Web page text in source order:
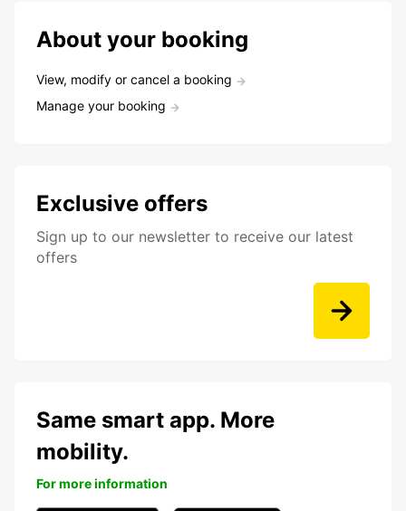
About your booking
View, modify or cancel a booking
Manage your booking
Exclusive offers
Sign up to our newsletter to receive our latest
offers
Same smart app. More
mobility.
For more information